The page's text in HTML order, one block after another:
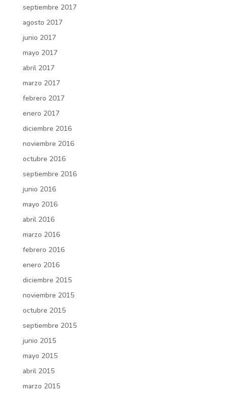
septiembre 2017
agosto 2017
junio 2017
mayo 2017
abril 2017
marzo 2017
febrero 2017
enero 2017
diciembre 2016
noviembre 2016
octubre 2016
septiembre 2016
junio 2016
mayo 2016
abril 2016
marzo 2016
febrero 2016
enero 2016
diciembre 2015
noviembre 2015
octubre 2015
septiembre 2015
junio 2015
mayo 2015
abril 2015
marzo 2015